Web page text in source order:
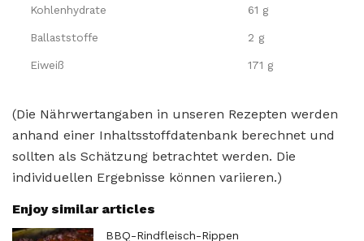
Kohlenhydrate 61 g
Ballaststoffe 2 g
Eiweiß 171 g
(Die Nährwertangaben in unseren Rezepten werden
anhand einer Inhaltsstoffdatenbank berechnet und
sollten als Schätzung betrachtet werden. Die
individuellen Ergebnisse können variieren.)
Enjoy similar articles
BBQ-Rindfleisch-Rippen